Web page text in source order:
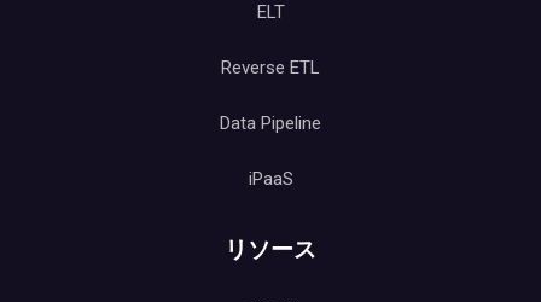
ELT
Reverse ETL
Data Pipeline
iPaaS
リソース